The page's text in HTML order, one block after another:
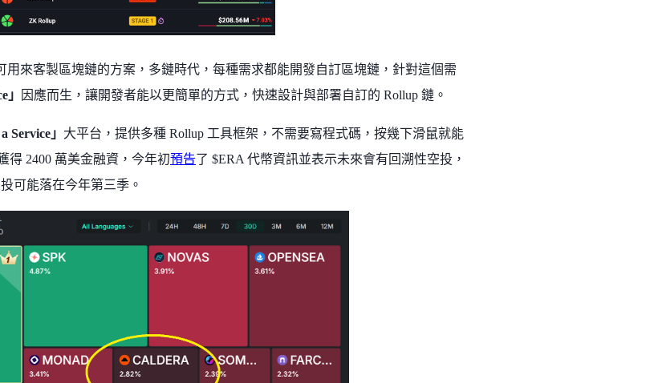
用來客製區塊鏈的方案，多鏈時代，每種需求都能開發自訂區塊鏈，針對這個需
」 因應而生，讓開發者能以更簡單的方式，快速設計與部署自訂的 Rollup 鏈。
Service」 大平台，提供多種 Rollup 工具框架，不需要寫程式碼，按幾下滑鼠就能
得 2400 萬美金融資，今年初預告了 $ERA 代幣資訊並表示未來會有回溯性空投，
可能落在今年第三季。